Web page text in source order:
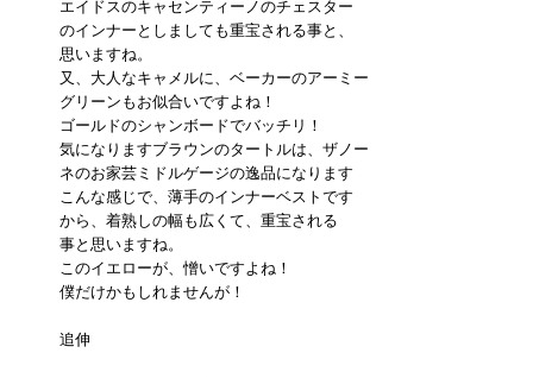
エイドスのキャセンティーノのチェスター
のインナーとしましても重宝される事と、
思いますね。
又、大人なキャメルに、ベーカーのアーミー
グリーンもお似合いですよね！
ゴールドのシャンボードでバッチリ！
気になりますブラウンのタートルは、ザノー
ネのお家芸ミドルゲージの逸品になります
こんな感じで、薄手のインナーベストです
から、着熟しの幅も広くて、重宝される
事と思いますね。
このイエローが、憎いですよね！
僕だけかもしれませんが！
追伸